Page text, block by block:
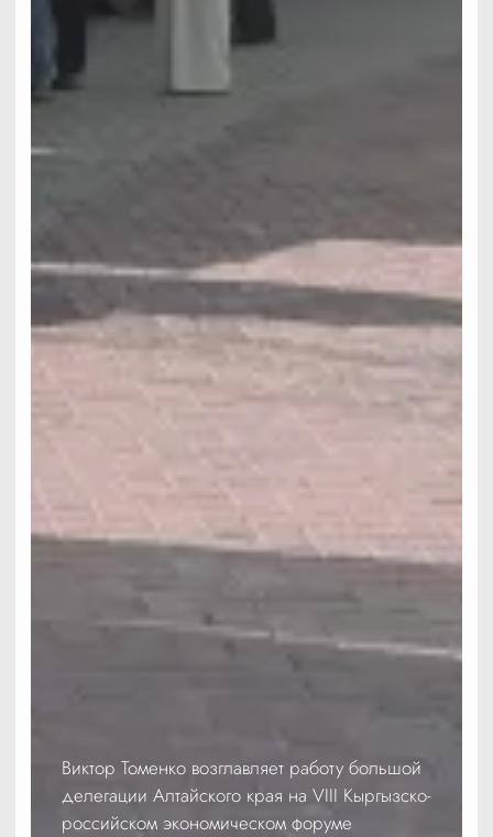
Виктор Томенко возглавляет работу большой
делегации Алтайского края на VIII Кыргызско-
российском экономическом форуме